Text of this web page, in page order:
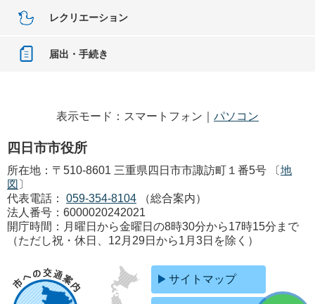
レクリエーション
届出・手続き
表示モード：スマートフォン｜ パソコン
四日市市役所
所在地：〒510-8601 三重県四日市市諏訪町１番5号 〔地
図 〕
代表電話：
059-354-8104
（総合案内）
法人番号：6000020242021
開庁時間：月曜日から金曜日の8時30分から17時15分まで
（ただし祝・休日、12月29日から1月3日を除く）
サイトマップ